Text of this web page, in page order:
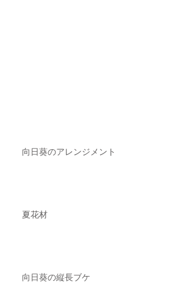
向日葵のアレンジメント
夏花材
向日葵の縦長ブケ